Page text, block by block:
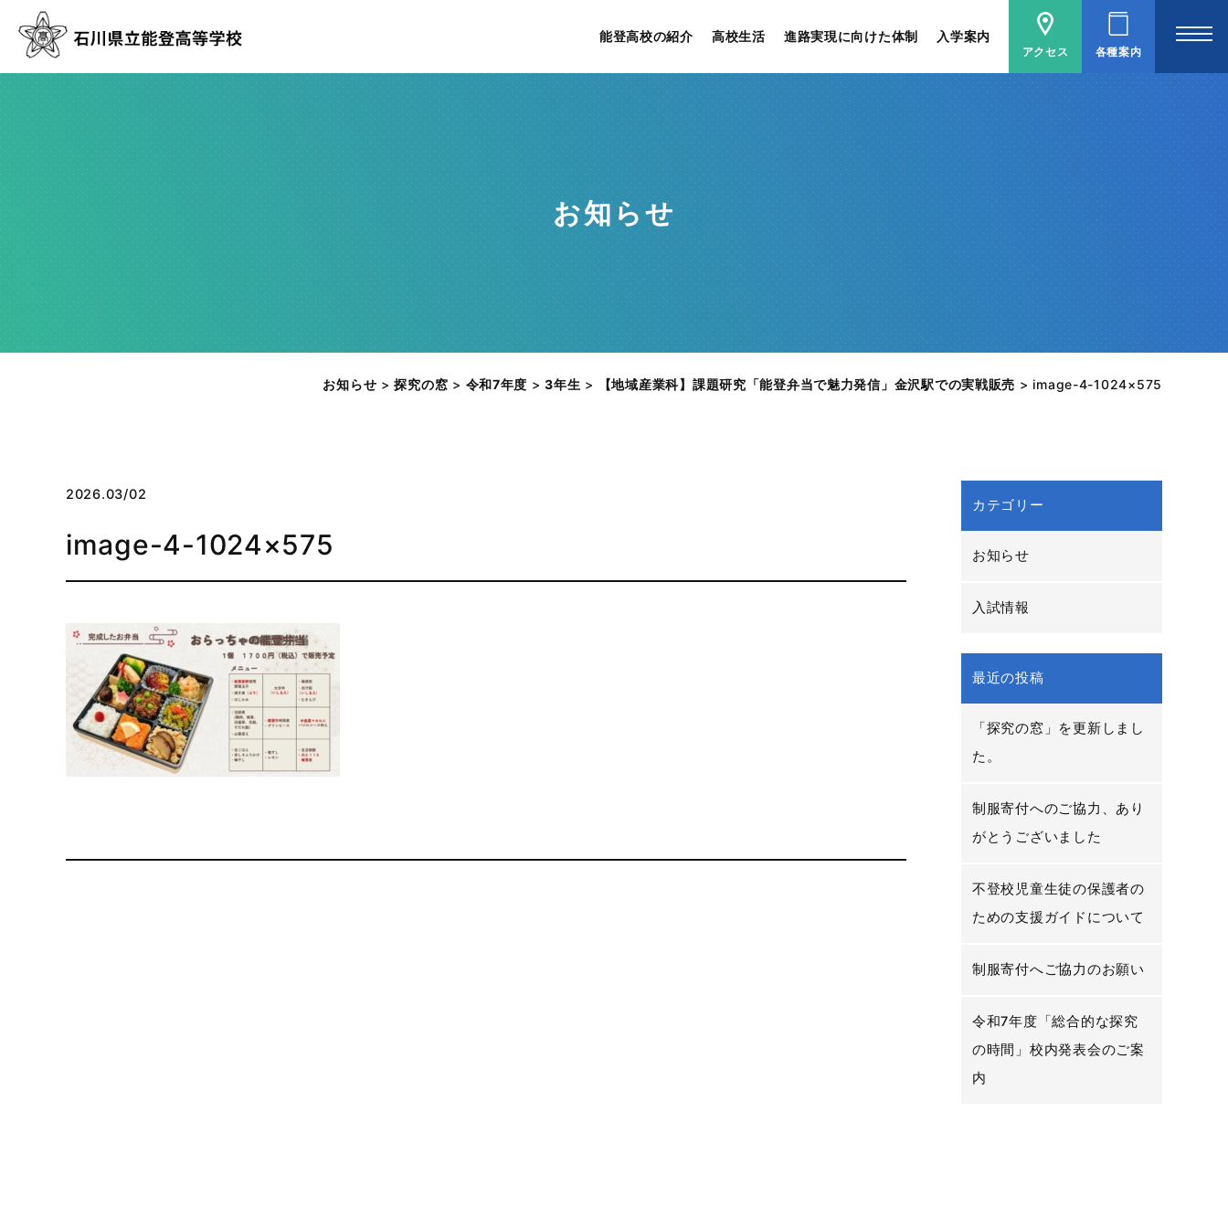
能登高校の紹介 高校生活 進路実現に向けた体制 入学案内
アクセス 各種案内
お知らせ
お知らせ >探究の窓 > 令和7年度 >3年生 > 【地域産業科】課題研究「能登弁当で魅力発信」金沢駅での実戦販売 > image-4-1024×575
2026.03/02
image-4-1024×575
カテゴリー
お知らせ
入試情報
最近の投稿
「探究の窓」を更新しまし
た。
制服寄付へのご協力、あり
がとうございました
不登校児童生徒の保護者の
ための支援ガイドについて
制服寄付へご協力のお願い
令和7年度「総合的な探究
の時間」校内発表会のご案
内